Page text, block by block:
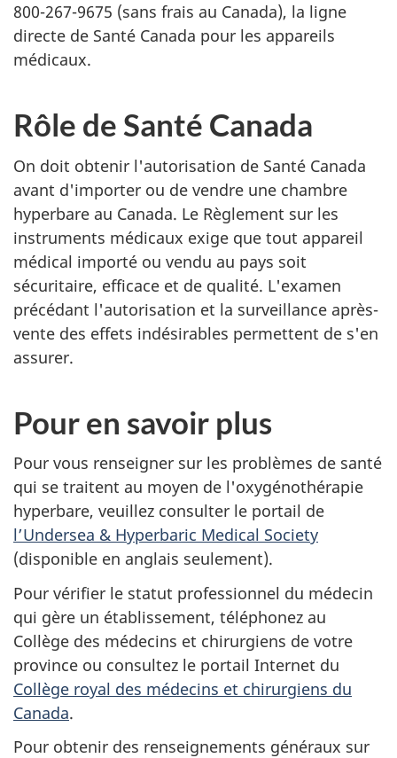
800-267-9675 (sans frais au Canada), la ligne
directe de Santé Canada pour les appareils
médicaux.
Rôle de Santé Canada
On doit obtenir l'autorisation de Santé Canada
avant d'importer ou de vendre une chambre
hyperbare au Canada. Le Règlement sur les
instruments médicaux exige que tout appareil
médical importé ou vendu au pays soit
sécuritaire, efficace et de qualité. L'examen
précédant l'autorisation et la surveillance après-
vente des effets indésirables permettent de s'en
assurer.
Pour en savoir plus
Pour vous renseigner sur les problèmes de santé
qui se traitent au moyen de l'oxygénothérapie
hyperbare, veuillez consulter le portail de
l’Undersea & Hyperbaric Medical Society
(disponible en anglais seulement).
Pour vérifier le statut professionnel du médecin
qui gère un établissement, téléphonez au
Collège des médecins et chirurgiens de votre
province ou consultez le portail Internet du
Collège royal des médecins et chirurgiens du
Canada.
Pour obtenir des renseignements généraux sur